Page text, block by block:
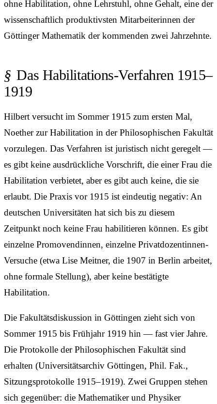
ohne Habilitation, ohne Lehrstuhl, ohne Gehalt, eine der
wissenschaftlich produktivsten Mitarbeiterinnen der
Göttinger Mathematik der kommenden zwei Jahrzehnte.
Das Habilitations-Verfahren 1915–
1919
Hilbert versucht im Sommer 1915 zum ersten Mal,
Noether zur Habilitation in der Philosophischen Fakultät
vorzulegen. Das Verfahren ist juristisch nicht geregelt —
es gibt keine ausdrückliche Vorschrift, die einer Frau die
Habilitation verbietet, aber es gibt auch keine, die sie
erlaubt. Die Praxis vor 1915 ist eindeutig negativ: An
deutschen Universitäten hat sich bis zu diesem
Zeitpunkt noch keine Frau habilitieren können. Es gibt
einzelne Promovendinnen, einzelne Privat­dozentinnen-
Versuche (etwa Lise Meitner, die 1907 in Berlin arbeitet,
ohne formale Stellung), aber keine bestätigte
Habilitation.
Die Fakultäts­diskussion in Göttingen zieht sich von
Sommer 1915 bis Frühjahr 1919 hin — fast vier Jahre.
Die Protokolle der Philosophischen Fakultät sind
erhalten (Univer­sitäts­archiv Göttingen, Phil. Fak.,
Sitzungs­protokolle 1915–1919). Zwei Gruppen stehen
sich gegenüber: die Mathematiker und Physiker